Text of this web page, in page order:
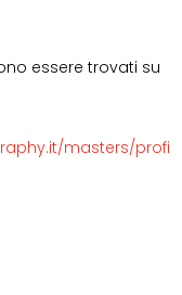
essere trovati su
masters/profi